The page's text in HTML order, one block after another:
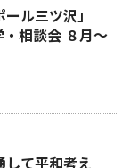
ール三ツ沢」
相談会 ８月〜
て平和考え